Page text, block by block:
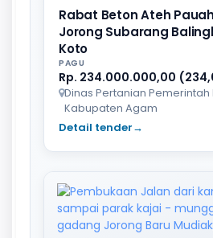
Rabat Beton Ateh
Jorong Subarang
Koto
PAGU
Rp. 234.000.000,00
Dinas Pertanian Pemerintah
Kabupaten Agam
Detail tender→